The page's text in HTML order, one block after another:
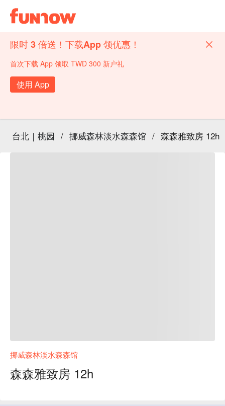
限时 3 倍送！下载App 领优惠！
首次下载 App 领取 TWD 300 新户礼
使用 App
台北｜桃园 / 挪威森林淡水森森馆 / 森森雅致房 12h
挪威森林淡水森森馆
森森雅致房 12h